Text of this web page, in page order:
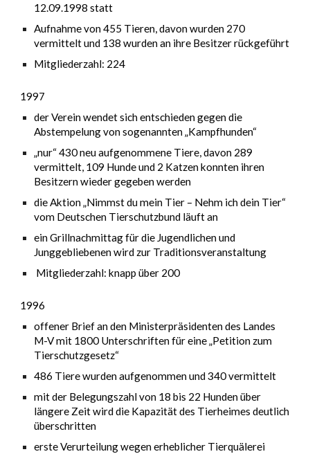
12.09.1998 statt
Aufnahme von 455 Tieren, davon wurden 270
vermittelt und 138 wurden an ihre Besitzer rückgeführt
Mitgliederzahl: 224
1997
der Verein wendet sich entschieden gegen die
Abstempelung von sogenannten „Kampfhunden“
„nur“ 430 neu aufgenommene Tiere, davon 289
vermittelt, 109 Hunde und 2 Katzen konnten ihren
Besitzern wieder gegeben werden
die Aktion „Nimmst du mein Tier – Nehm ich dein Tier“
vom Deutschen Tierschutzbund läuft an
ein Grillnachmittag für die Jugendlichen und
Junggebliebenen wird zur Traditionsveranstaltung
Mitgliederzahl: knapp über 200
1996
offener Brief an den Ministerpräsidenten des Landes
M-V mit 1800 Unterschriften für eine „Petition zum
Tierschutzgesetz“
486 Tiere wurden aufgenommen und 340 vermittelt
mit der Belegungszahl von 18 bis 22 Hunden über
längere Zeit wird die Kapazität des Tierheimes deutlich
überschritten
erste Verurteilung wegen erheblicher Tierquälerei